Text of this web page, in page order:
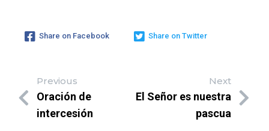
Share on Facebook Share on Twitter
Previous
Oración de
intercesión
Next
El Señor es nuestra
pascua